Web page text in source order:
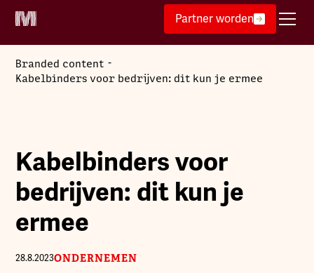
Partner worden
Branded content -
Kabelbinders voor bedrijven: dit kun je ermee
Kabelbinders voor
bedrijven: dit kun je
ermee
28.8.2023ONDERNEMEN